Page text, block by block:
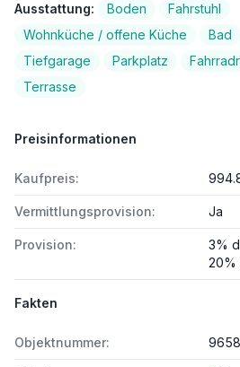
Ausstattung: Boden
Fahrstuhl
Wohnküche / offene Küche
Bad
Tiefgarage
Parkplatz
Terrasse
Preisinformationen
Kaufpreis:
Vermittlungsprovision: Ja
Provision:
3%
20%
Fakten
Objektnummer: